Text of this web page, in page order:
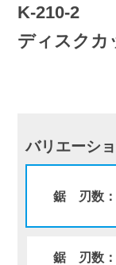
K-210-2
ディスクカ
バリエーシ
鋸 刃数
鋸 刃数